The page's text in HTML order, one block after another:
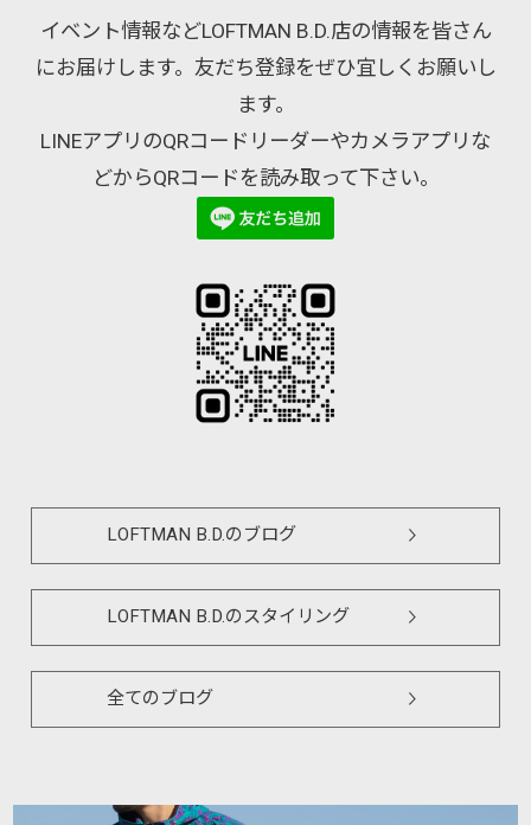
イベント情報などLOFTMAN B.D.店の情報を皆さん
にお届けします。友だち登録をぜひ宜しくお願いし
ます。
LINEアプリのQRコードリーダーやカメラアプリな
どからQRコードを読み取って下さい。
LOFTMAN B.D.のブログ
LOFTMAN B.D.のスタイリング
全てのブログ